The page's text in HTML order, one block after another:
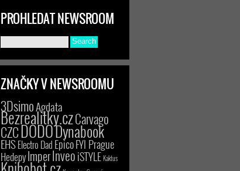
PROHLEDAT NEWSROOM
ZNAČKY V NEWSROOMU
3DsimoAgdata
Bezrealitky.czCarvago
CZCDODODynabook
EHSElectro Dad EpicoFYI Prague
HedepyImperInveoiSTYLEKaktus